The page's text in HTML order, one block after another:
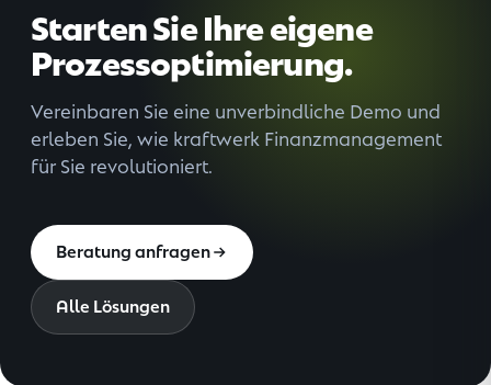
Starten Sie Ihre eigene
Prozessoptimierung.
Vereinbaren Sie eine unverbindliche Demo und
erleben Sie, wie kraftwerk Finanzmanagement
für Sie revolutioniert.
Beratung anfragen
Alle Lösungen